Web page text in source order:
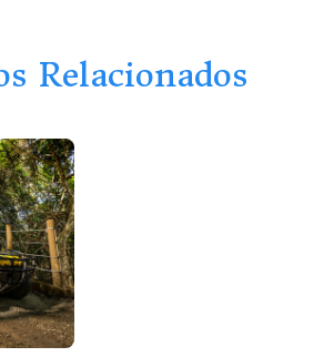
Relacionados
Este
producto
tiene
múltiples
variantes.
Las
opciones
se